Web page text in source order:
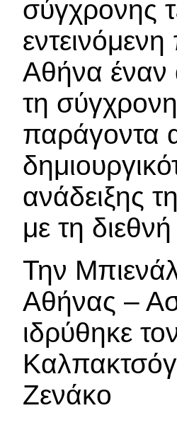
σύγχρονης
Αθήνα έναν
τη σύγχρονη
παράγοντα
ανάδειξης
με τη
Την
Αθήνας –
ιδρύθηκε
Ζενάκο